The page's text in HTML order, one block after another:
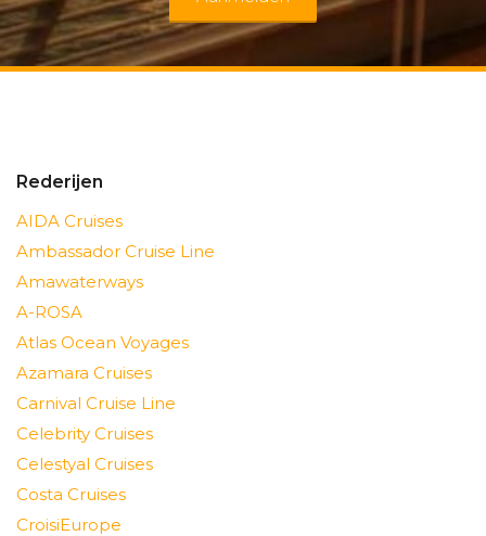
Rederijen
AIDA Cruises
Ambassador Cruise Line
Amawaterways
A-ROSA
Atlas Ocean Voyages
Azamara Cruises
Carnival Cruise Line
Celebrity Cruises
Celestyal Cruises
Costa Cruises
CroisiEurope